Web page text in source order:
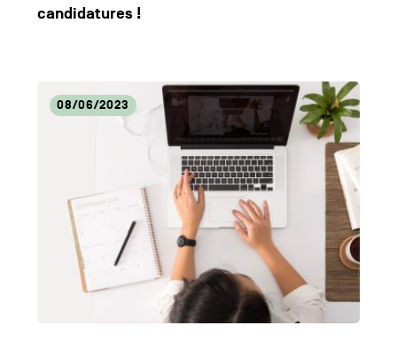
candidatures !
08/06/2023
Lire